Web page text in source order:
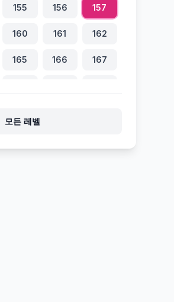
155 156 157
160 161 162
165 166 167
모든 레벨